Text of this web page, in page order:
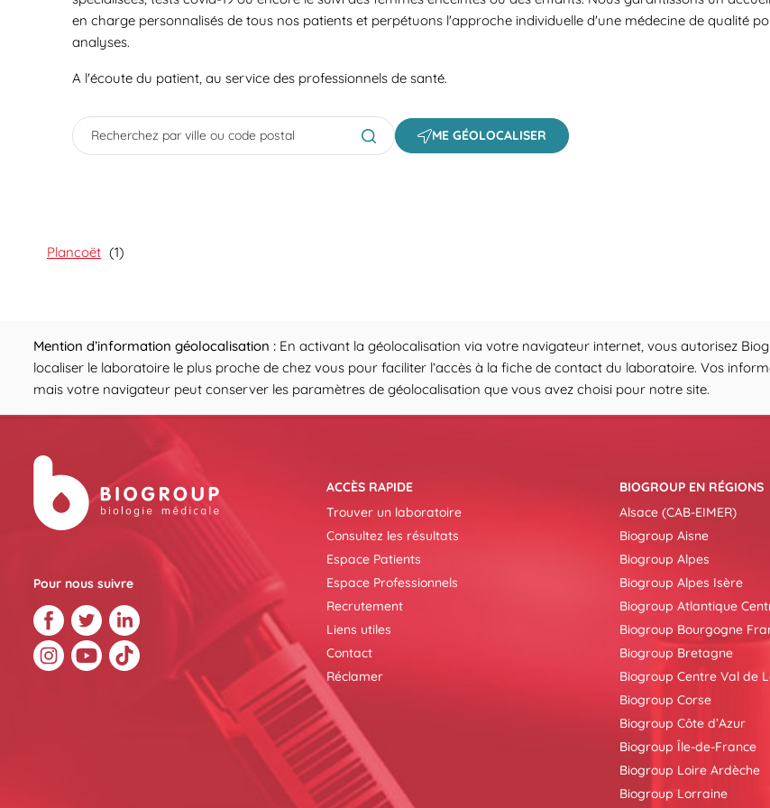
en charge personnalisés de tous nos patients et perpétuons l'approche individuelle d'une médecine de qualité
analyses.
A l'écoute du patient, au service des professionnels de santé.
City, State/Province, Zip or City & Country
Submit a search.ME GÉOLOCALISER
Plancoët
Mention d’information géolocalisation : En activant la géolocalisation via votre navigateur internet, vous autorisez
localiser le laboratoire le plus proche de chez vous pour faciliter l’accès à la fiche de contact du laboratoire. Vos
mais votre navigateur peut conserver les paramètres de géolocalisation que vous avez choisi pour notre site.
Pour nous suivre
ACCÈS RAPIDE
Trouver un laboratoire
Consultez les résultats
Espace Patients
Espace Professionnels
Recrutement
Liens utiles
Contact
Réclamer
BIOGROUP EN RÉGIONS
Alsace (CAB-EIMER)
Biogroup Aisne
Biogroup Alpes
Biogroup Alpes Isère
Biogroup Atlantique
Biogroup Bourgogne
Biogroup Bretagne
Biogroup Centre Val de
Biogroup Corse
Biogroup Côte d’Azur
Biogroup Île-de-France
Biogroup Loire Ardèche
Biogroup Lorraine